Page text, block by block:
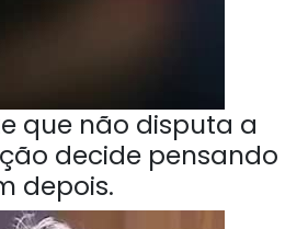
que não disputa a
decide pensando
depois.